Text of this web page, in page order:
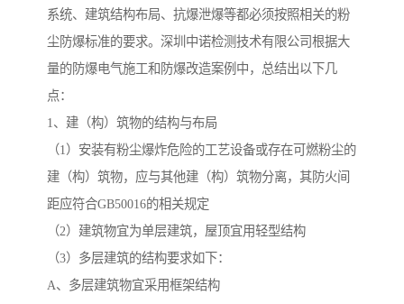
系统、建筑结构布局、抗爆泄爆等都必须按照相关的粉
尘防爆标准的要求。深圳中诺检测技术有限公司根据大
量的防爆电气施工和防爆改造案例中，总结出以下几
点：
1、建（构）筑物的结构与布局
（1）安装有粉尘爆炸危险的工艺设备或存在可燃粉尘的
建（构）筑物，应与其他建（构）筑物分离，其防火间
距应符合GB50016的相关规定
（2）建筑物宜为单层建筑，屋顶宜用轻型结构
（3）多层建筑的结构要求如下：
A、多层建筑物宜采用框架结构